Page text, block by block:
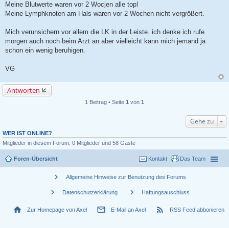
Meine Blutwerte waren vor 2 Wocjen alle top!
Meine Lymphknoten am Hals waren vor 2 Wochen nicht vergrößert.
Mich verunsichern vor allem die LK in der Leiste. ich denke ich rufe
morgen auch noch beim Arzt an aber vielleicht kann mich jemand ja
schon ein wenig beruhigen.
VG
Antworten
1 Beitrag • Seite 1 von 1
Gehe zu
WER IST ONLINE?
Mitglieder in diesem Forum: 0 Mitglieder und 58 Gäste
Foren-Übersicht Das Team
Kontakt
chevron_right Allgemeine Hinweise zur Benutzung des Forums
chevron_right Datenschutzerklärung chevron_right Haftungsauschluss
home Zur Homepage von Axel mail_outline E-Mail an Axel rss_feed RSS Feed abbonieren